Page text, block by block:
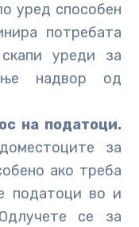
уред способен
потребата
уреди за
надвор од
на податоци.
за
ако треба
податоци во и
се за